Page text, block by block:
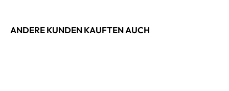
ANDERE KUNDEN KAUFTEN AUCH